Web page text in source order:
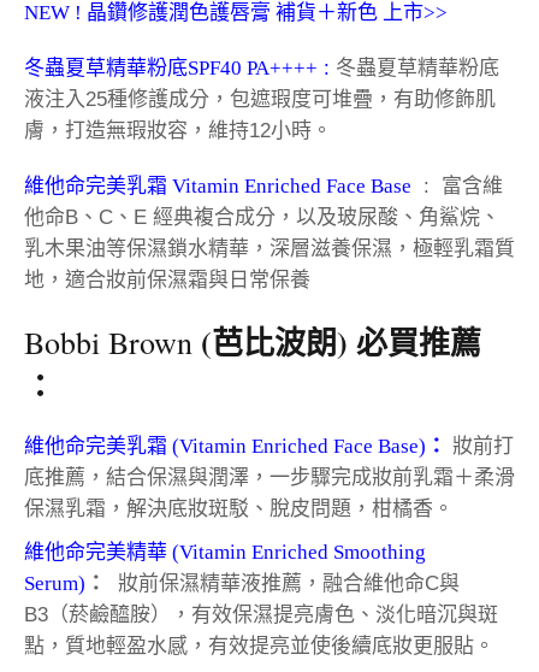
NEW ! 晶鑽修護潤色護唇膏 補貨＋新色 上市>>
冬蟲夏草精華粉底SPF40 PA++++ : 冬蟲夏草精華粉底
液注入25種修護成分，包遮瑕度可堆疊，有助修飾肌
膚，打造無瑕妝容，維持12小時。
維他命完美乳霜 Vitamin Enriched Face Base : 富含維
他命B、C、E 經典複合成分，以及玻尿酸、角鯊烷、
乳木果油等保濕鎖水精華，深層滋養保濕，極輕乳霜質
地，適合妝前保濕霜與日常保養
Bobbi Brown (芭比波朗) 必買推薦
：
維他命完美乳霜 (Vitamin Enriched Face Base) ： 妝前打
底推薦，結合保濕與潤澤，一步驟完成妝前乳霜＋柔滑
保濕乳霜，解決底妝斑駁、脫皮問題，柑橘香。
維他命完美精華 (Vitamin Enriched Smoothing
Serum) ：
妝前保濕精華液推薦，融合維他命C與
B3（菸鹼醯胺），有效保濕提亮膚色、淡化暗沉與斑
點， 質地輕盈水感，有效提亮並使後續底妝更服貼。